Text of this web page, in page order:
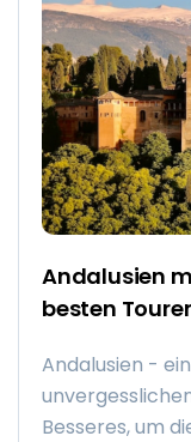
Genießen der
Andalusien
besten
Andalusien -
Besseres, um